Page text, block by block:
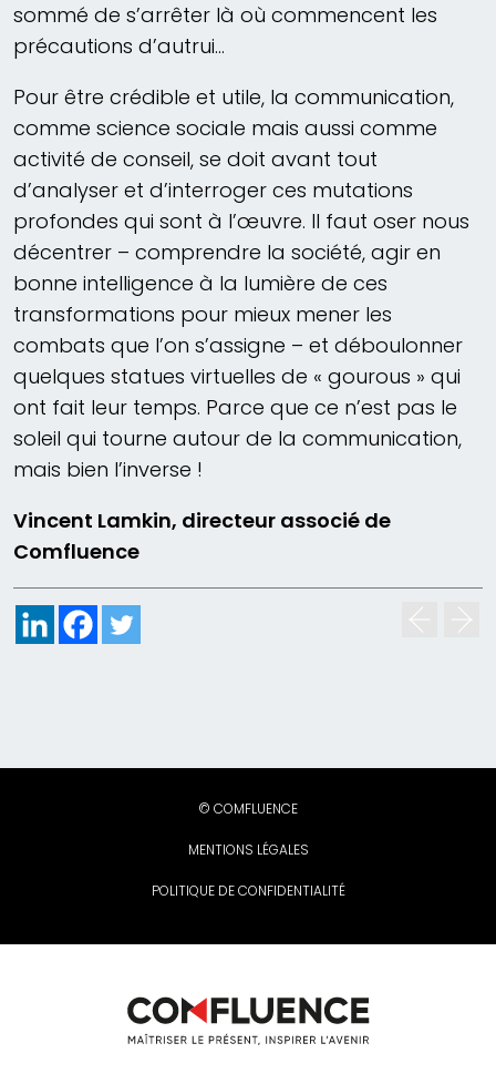
sommé de s’arrêter là où commencent les
précautions d’autrui…
Pour être crédible et utile, la communication,
comme science sociale mais aussi comme
activité de conseil, se doit avant tout
d’analyser et d’interroger ces mutations
profondes qui sont à l’œuvre. Il faut oser nous
décentrer – comprendre la société, agir en
bonne intelligence à la lumière de ces
transformations pour mieux mener les
combats que l’on s’assigne – et déboulonner
quelques statues virtuelles de « gourous » qui
ont fait leur temps. Parce que ce n’est pas le
soleil qui tourne autour de la communication,
mais bien l’inverse !
Vincent Lamkin, directeur associé de
Comfluence
© COMFLUENCE
MENTIONS LÉGALES
POLITIQUE DE CONFIDENTIALITÉ